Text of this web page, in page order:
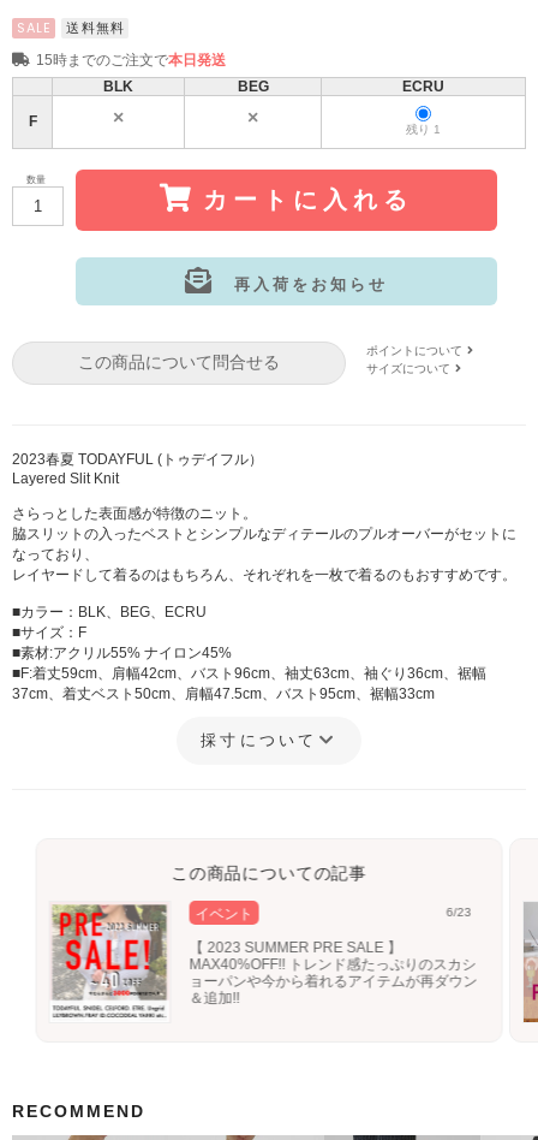
SALE 送料無料
15時までのご注文で本日発送
BLK
BEG ECRU
F 残り 1
数量
カートに入れる
再入荷をお知らせ
サイズ:F カラー: BEG
この商品について問合せる
ポイントについて
サイズについて
2023春夏 TODAYFUL (トゥデイフル）
Layered Slit Knit
さらっとした表面感が特徴のニット。
脇スリットの入ったベストとシンプルなディテールのプルオーバーがセットに
なっており、
レイヤードして着るのはもちろん、それぞれを一枚で着るのもおすすめです。
■カラー：BLK、BEG、ECRU
■サイズ：F
■素材:アクリル55% ナイロン45%
■F:着丈59cm、肩幅42cm、バスト96cm、袖丈63cm、袖ぐり36cm、裾幅
37cm、着丈ベスト50cm、肩幅47.5cm、バスト95cm、裾幅33cm
採寸について
この商品についての記事
イベント 6/23
【 2023 SUMMER PRE SALE 】
MAX40%OFF!! トレンド感たっぷりのスカシ
ョーパンや今から着れるアイテムが再ダウン
＆追加!!
RECOMMEND